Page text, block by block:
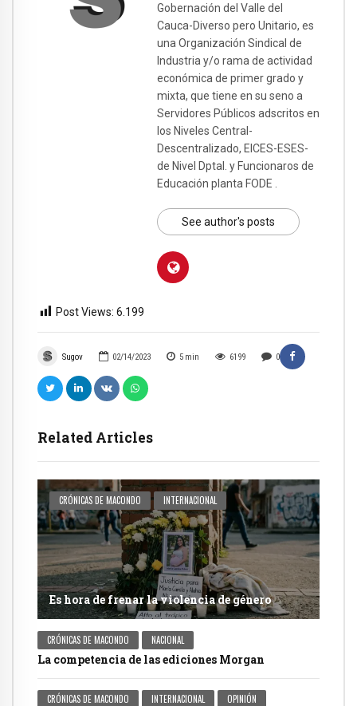
Sugov 02/14/2023 5 min 6199 0
Related Articles
CRÓNICAS DE MACONDO INTERNACIONAL
Es hora de frenar la violencia de género
CRÓNICAS DE MACONDO NACIONAL
La competencia de las ediciones Morgan
CRÓNICAS DE MACONDO INTERNACIONAL OPINIÓN
Gobernación del Valle del
Cauca-Diverso pero Unitario, es
una Organización Sindical de
Industria y/o rama de actividad
económica de primer grado y
mixta, que tiene en su seno a
Servidores Públicos adscritos en
los Niveles Central-
Descentralizado, EICES-ESES-
de Nivel Dptal. y Funcionaros de
Educación planta FODE .
See author's posts
Post Views: 6.199